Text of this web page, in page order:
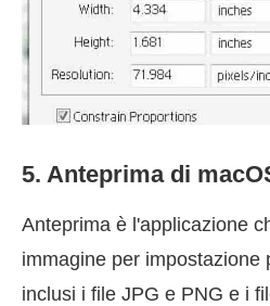
5. Anteprima di
Anteprima è l'applicazione
immagine per impostazione
inclusi i file JPG e PNG e i